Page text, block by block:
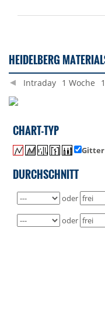
HEIDELBERG
Intraday 1 Woche
CHART-TYP
Gitter
DURCHSCHNITT
oder
oder